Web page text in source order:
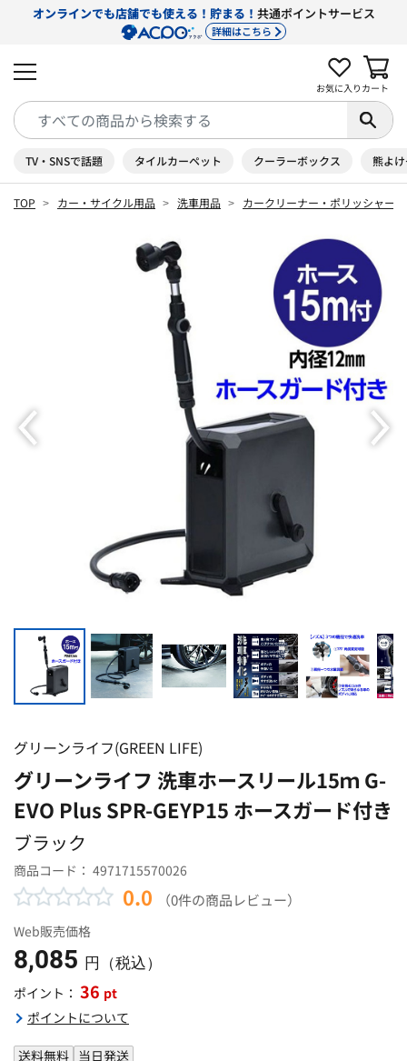
オンラインでも店舗でも使える！貯まる！ 共通ポイントサービス
詳細はこちら
お気に入り カート
TV・SNSで話題 タイルカーペット クーラーボックス 熊よ
TOP カー・サイクル用品 洗車用品 カークリーナー・ポリッシャー
グリーンライフ(GREEN LIFE)
グリーンライフ 洗車ホースリール15ｍ G-
EVO Plus SPR-GEYP15 ホースガード付き
ブラック
商品コード： 4971715570026
0.0 （0件の商品レビュー）
Web販売価格
8,085 円（税込）
ポイント： 36 pt
ポイントについて
送料無料 当日発送